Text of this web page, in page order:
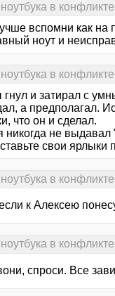
в конфликте
вспомни как на
ноут и
в конфликте
гнул и затирал с
а предполагал.
что он и сделал.
никогда не
свои ярлыки
в конфликте
к Алексею
в конфликте
спроси. Все